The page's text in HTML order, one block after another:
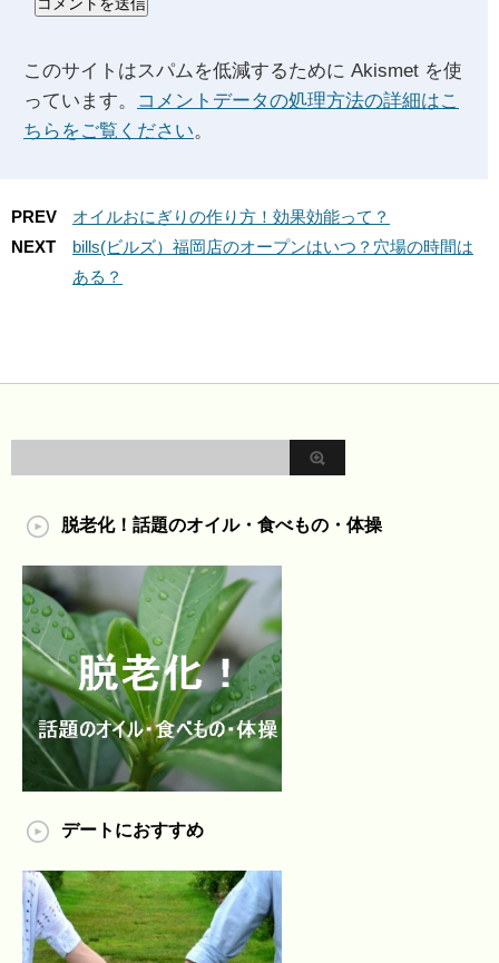
このサイトはスパムを低減するために Akismet を使
っています。
コメントデータの処理方法の詳細はこ
ちらをご覧ください。
PREV
オイルおにぎりの作り方！効果効能って？
NEXT
bills(ビルズ）福岡店のオープンはいつ？穴場の時間は
ある？
脱老化！話題のオイル・食べもの・体操
デートにおすすめ